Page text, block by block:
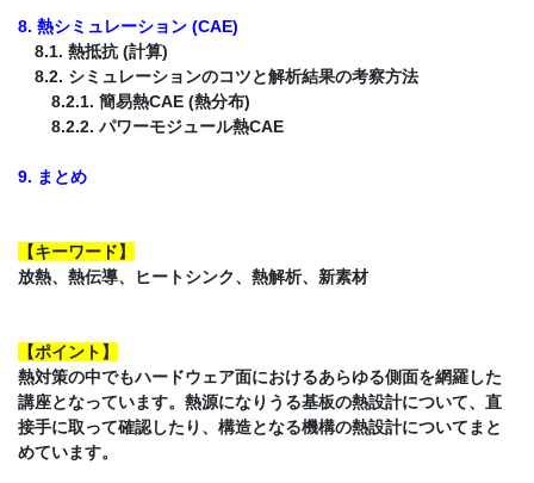
8. 熱シミュレーション (CAE)
8.1. 熱抵抗 (計算)
8.2. シミュレーションのコツと解析結果の考察方法
8.2.1. 簡易熱CAE (熱分布)
8.2.2. パワーモジュール熱CAE
9. まとめ
【キーワード】
放熱、熱伝導、ヒートシンク、熱解析、新素材
【ポイント】
熱対策の中でもハードウェア面におけるあらゆる側面を網羅した
講座となっています。熱源になりうる基板の熱設計について、直
接手に取って確認したり、構造となる機構の熱設計についてまと
めています。